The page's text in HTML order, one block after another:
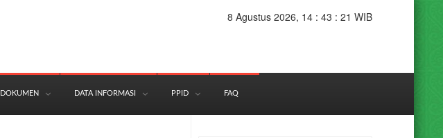
8 Agustus 2026, 14 : 43 : 22 WIB
DOKUMEN DATA INFORMASI PPID FAQ